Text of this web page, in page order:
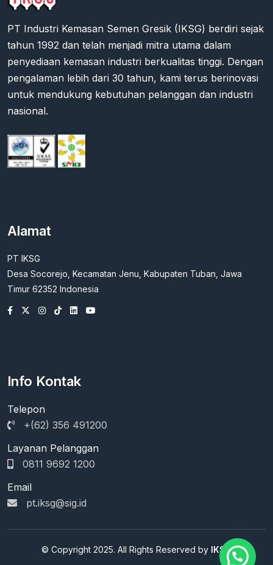
PT Industri Kemasan Semen Gresik (IKSG) berdiri sejak
tahun 1992 dan telah menjadi mitra utama dalam
penyediaan kemasan industri berkualitas tinggi. Dengan
pengalaman lebih dari 30 tahun, kami terus berinovasi
untuk mendukung kebutuhan pelanggan dan industri
nasional.
Alamat
PT IKSG
Desa Socorejo, Kecamatan Jenu, Kabupaten Tuban, Jawa
Timur 62352 Indonesia
Info Kontak
Telepon
+(62) 356 491200
Layanan Pelanggan
0811 9692 1200
Email
pt.iksg@sig.id
© Copyright 2025. All Rights Reserved by IKSG